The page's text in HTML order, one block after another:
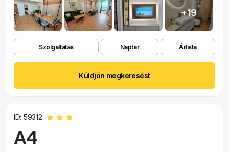
+19
Szolgáltatás Naptár Árlista
Küldjön megkeresést
ID: 59312
A4